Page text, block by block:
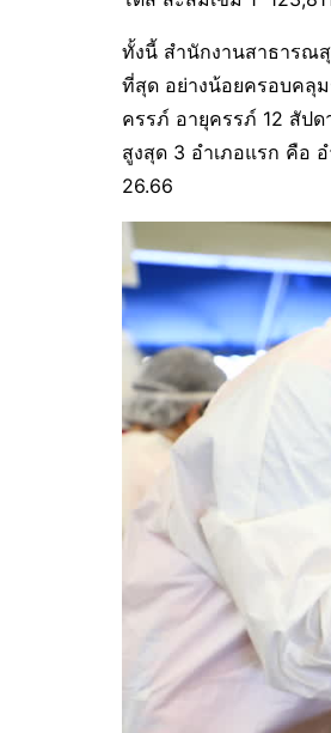
ทั้งนี้ สำนักงานสาธารณสุ
ที่สุด อย่างน้อยครอบคลุ
ครรภ์ อายุครรภ์ 12 สัป
สูงสุด 3 อำเภอแรก คือ อ
26.66